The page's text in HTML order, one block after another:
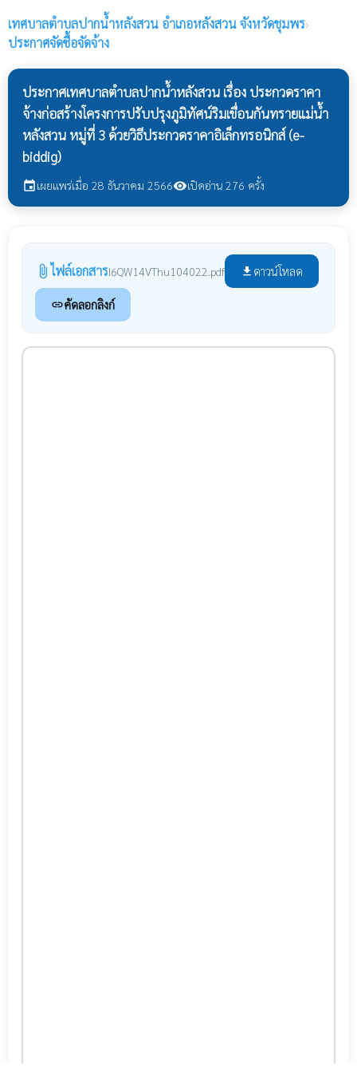
เทศบาลตำบลปากน้ำหลังสวน อำเภอหลังสวน จังหวัดชุมพร›
ประกาศจัดซื้อจัดจ้าง
ประกาศเทศบาลตำบลปากน้ำหลังสวน เรื่อง ประกวดราคา
จ้างก่อสร้างโครงการปรับปรุงภูมิทัศน์ริมเขื่อนกันทรายแม่น้ำ
หลังสวน หมู่ที่ 3 ด้วยวิธีประกวดราคาอิเล็กทรอนิกส์ (e-
biddig)
eventเผยแพร่เมื่อ 28 ธันวาคม 2566visibilityเปิดอ่าน 276 ครั้ง
attach_file ไฟล์เอกสารI6QW14VThu104022.pdf file_download ดาวน์โหลด
linkคัดลอกลิงก์